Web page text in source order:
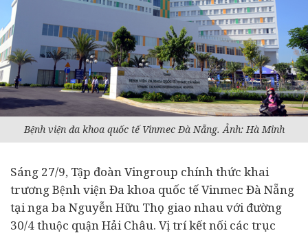
Bệnh viện đa khoa quốc tế Vinmec Đà Nẵng. Ảnh: Hà Minh
Sáng 27/9, Tập đoàn Vingroup chính thức khai
trương Bệnh viện Đa khoa quốc tế Vinmec Đà Nẵng
tại nga ba Nguyễn Hữu Thọ giao nhau với đường
30/4 thuộc quận Hải Châu. Vị trí kết nối các trục